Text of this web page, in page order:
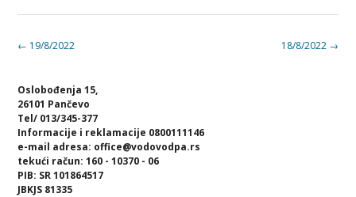
Post 18/8/2022 →
← 19/8/2022
Oslobođenja 15,
26101 Pančevo
Tel/ 013/345-377
Informacije i reklamacije 0800111146
e-mail adresa: office@vodovodpa.rs
tekući račun: 160 - 10370 - 06
PIB: SR 101864517
JBKJS 81335